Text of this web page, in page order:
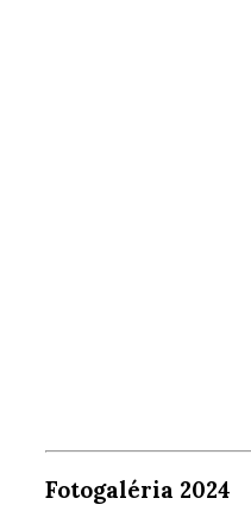
Fotogaléria 2024